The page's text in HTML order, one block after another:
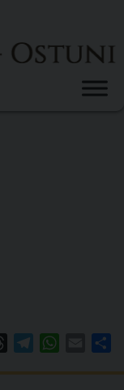
ThreadsTelegram Email